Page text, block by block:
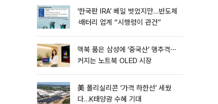
‘한국판 IRA’ 베일 벗었지만…반도체
·배터리 업계 “시행령이 관건”
맥북 품은 삼성에 ‘중국산’ 맹추격⋯
커지는 노트북 OLED 시장
美 폴리실리콘 ‘가격 하한선’ 세웠
다…K태양광 수혜 기대